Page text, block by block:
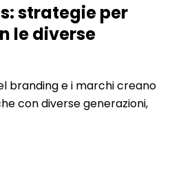
strategie per
le diverse
branding e i marchi creano
con diverse generazioni,